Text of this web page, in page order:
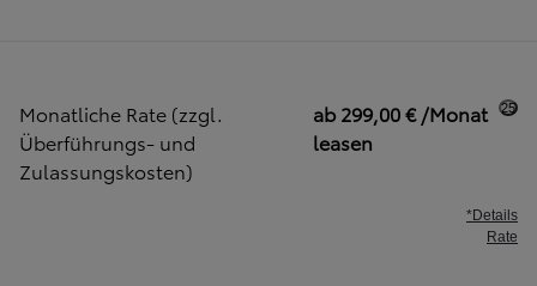
Monatliche Rate (zzgl.
Überführungs- und
Zulassungskosten)
ab 299,00 € /Monat
leasen
25
*Details
Rate